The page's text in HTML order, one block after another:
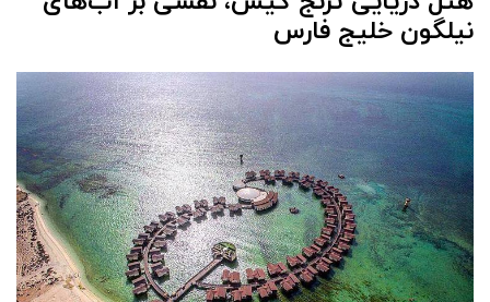
نیلگون خلیج فارس